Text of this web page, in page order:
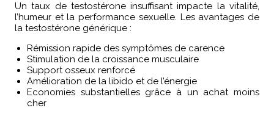
Un taux de testostérone insuffisant impacte la vitalité,
l’humeur et la performance sexuelle. Les avantages de
la testostérone générique :
Rémission rapide des symptômes de carence
Stimulation de la croissance musculaire
Support osseux renforcé
Amélioration de la libido et de l’énergie
Economies substantielles grâce à un achat moins
cher